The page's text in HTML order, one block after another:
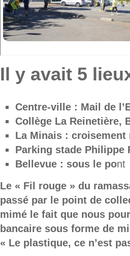
Il y avait 5
Centre-ville : Mail de
Collège La Reinetière,
La Minais : croisement
Parking stade Philippe
Bellevue : sous le pont
Le « Fil rouge » du
passé par le point de
mimé le fait que nous
bancaire sous forme de
« Le plastique, ce n’est